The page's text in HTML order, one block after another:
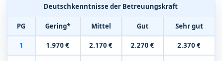
Deutschkenntnisse der Betreuungskraft
PG Gering* Mittel Gut Sehr gut
1 1.970 € 2.170 € 2.270 € 2.370 €